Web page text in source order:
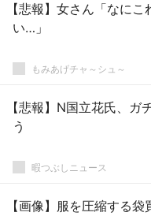
【悲報】女さん「なに
い…」
もみあげチャ～シュ～
【悲報】N国立花氏、ガ
う
暇つぶしニュース
【画像】服を圧縮する